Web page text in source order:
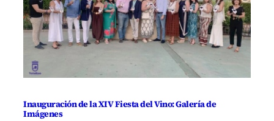
Inauguración de la XIV Fiesta del Vino: Galería de
Imágenes